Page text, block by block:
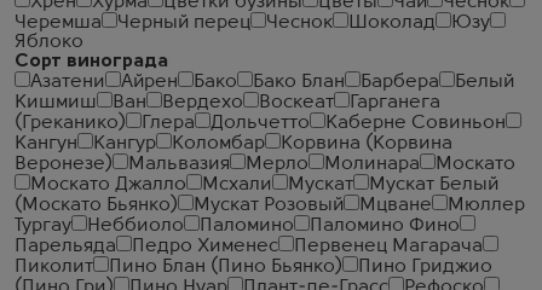
Черемша
Черный перец Чеснок Шоколад
Юзу
Яблоко
Сорт винограда
Азатени
Айрен Бако Бако Блан Барбера
Белый
Кишмиш
Ван Вердехо Воскеат
Гарганега
(Греканико)
Глера Дольчетто
Каберне Совиньон
Кангун
Кангур Коломбар
Корвина (Корвина
Веронезе)
Мальвазия Мерло Молинара
Москато
Москато Джалло
Мсхали Мускат
Мускат Белый
(Москато Бьянко)
Мускат Розовый Мцване
Мюллер
Тургау
Неббиоло Паломино
Паломино Фино
Парельяда
Педро Хименес
Первенец Магарача
Пиколит
Пино Блан (Пино Бьянко)
Пино Гриджио